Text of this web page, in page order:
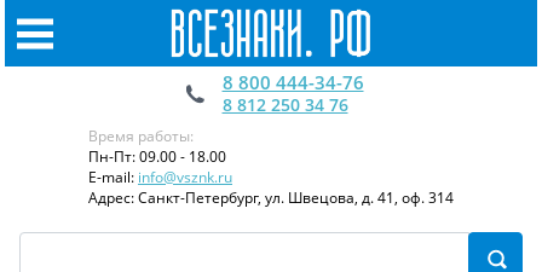
8 800 444-34-76
8 812 250 34 76
Время работы:
Пн-Пт: 09.00 - 18.00
E-mail: info@vsznk.ru
Адрес: Санкт-Петербург, ул. Швецова, д. 41, оф. 314